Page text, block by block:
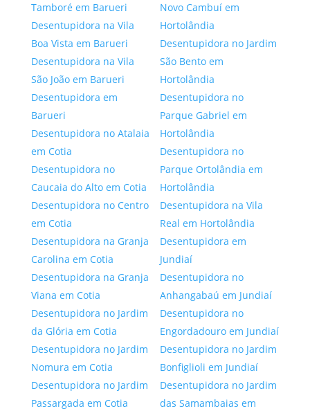
Tamboré em Barueri
Desentupidora na Vila
Boa Vista em Barueri
Desentupidora na Vila
São João em Barueri
Desentupidora em
Barueri
Desentupidora no Atalaia
em Cotia
Desentupidora no
Caucaia do Alto em Cotia
Desentupidora no Centro
em Cotia
Desentupidora na Granja
Carolina em Cotia
Desentupidora na Granja
Viana em Cotia
Desentupidora no Jardim
da Glória em Cotia
Desentupidora no Jardim
Nomura em Cotia
Desentupidora no Jardim
Passargada em Cotia
Novo Cambuí em
Hortolândia
Desentupidora no Jardim
São Bento em
Hortolândia
Desentupidora no
Parque Gabriel em
Hortolândia
Desentupidora no
Parque Ortolândia em
Hortolândia
Desentupidora na Vila
Real em Hortolândia
Desentupidora em
Jundiaí
Desentupidora no
Anhangabaú em Jundiaí
Desentupidora no
Engordadouro em Jundiaí
Desentupidora no Jardim
Bonfiglioli em Jundiaí
Desentupidora no Jardim
das Samambaias em